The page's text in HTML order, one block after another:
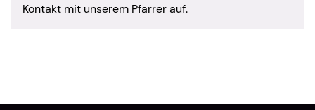
Kontakt mit unserem Pfarrer auf.